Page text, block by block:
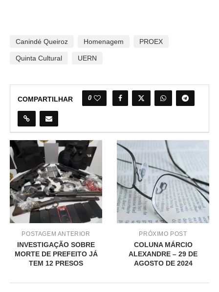
Canindé Queiroz Homenagem PROEX
Quinta Cultural UERN
COMPARTILHAR 0
POSTAGEM ANTERIOR
INVESTIGAÇÃO SOBRE
MORTE DE PREFEITO JÁ
TEM 12 PRESOS
PRÓXIMO POST
COLUNA MÁRCIO
ALEXANDRE – 29 DE
AGOSTO DE 2024